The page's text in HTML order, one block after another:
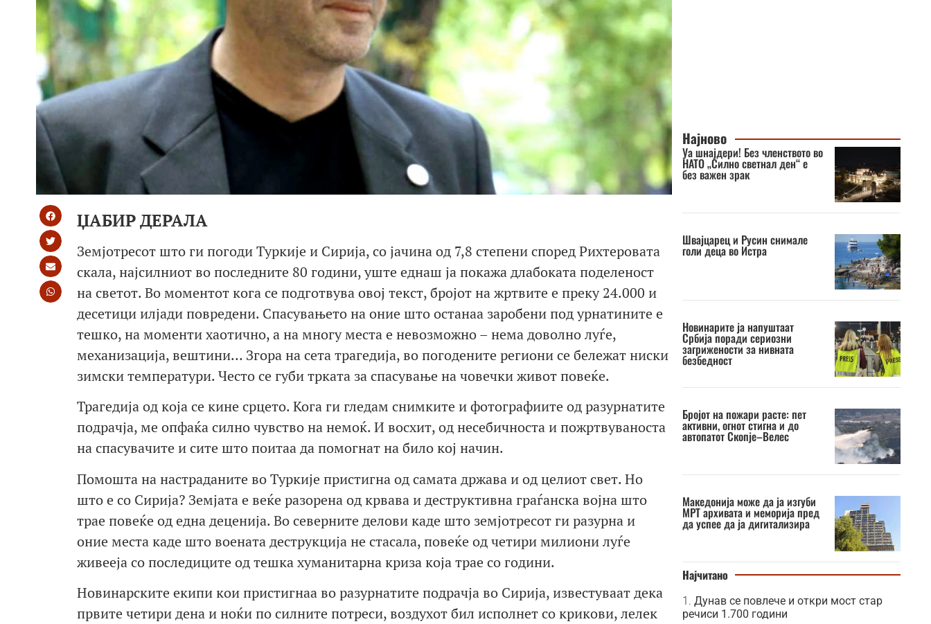
ЏАБИР ДЕРАЛА
Земјотресот што ги погоди Туркије и Сирија, со јачина од 7,8 степени според Рихтеровата
скала, најсилниот во последните 80 години, уште еднаш ја покажа длабоката поделеност
на светот. Во моментот кога се подготвува овој текст, бројот на жртвите е преку 24.000 и
десетици илјади повредени. Спасувањето на оние што останаа заробени под урнатините е
тешко, на моменти хаотично, а на многу места е невозможно – нема доволно луѓе,
механизација, вештини… Згора на сета трагедија, во погодените региони се бележат ниски
зимски температури. Често се губи трката за спасување на човечки живот повеќе.
Трагедија од која се кине срцето. Кога ги гледам снимките и фотографиите од разурнатите
подрачја, ме опфаќа силно чувство на немоќ. И восхит, од несебичноста и пожртвуваноста
на спасувачите и сите што поитаа да помогнат на било кој начин.
Помошта на настраданите во Туркије пристигна од самата држава и од целиот свет. Но
што е со Сирија? Земјата е веќе разорена од крвава и деструктивна граѓанска војна што
трае повеќе од една деценија. Во северните делови каде што земјотресот ги разурна и
оние места каде што воената деструкција не стасала, повеќе од четири милиони луѓе
живееја со последиците од тешка хуманитарна криза која трае со години.
Новинарските екипи кои пристигнаа во разурнатите подрачја во Сирија, известуваат дека
првите четири дена и ноќи по силните потреси, воздухот бил исполнет со крикови, лелек
Најново
Уа шнајдери! Без членството во
НАТО „Силно светнал ден“ е
без важен зрак
Швајцарец и Русин снимале
голи деца во Истра
Новинарите ја напуштаат
Србија поради сериозни
загрижености за нивната
безбедност
Бројот на пожари расте: пет
активни, огнот стигна и до
автопатот Скопје–Велес
Македонија може да ја изгуби
МРТ архивата и меморија пред
да успее да ја дигитализира
Најчитано
Дунав се повлече и откри мост стар
речиси 1.700 години